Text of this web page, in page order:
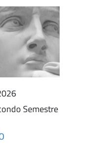
Semestre